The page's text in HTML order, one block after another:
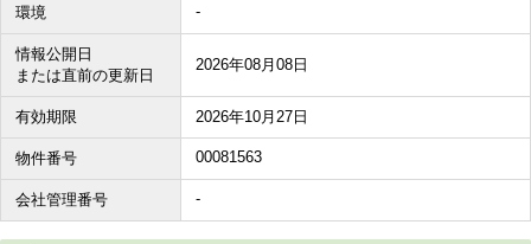
環境 -
情報公開日
または直前の更新日
2026年08月08日
有効期限 2026年10月27日
物件番号 00081563
会社管理番号 -